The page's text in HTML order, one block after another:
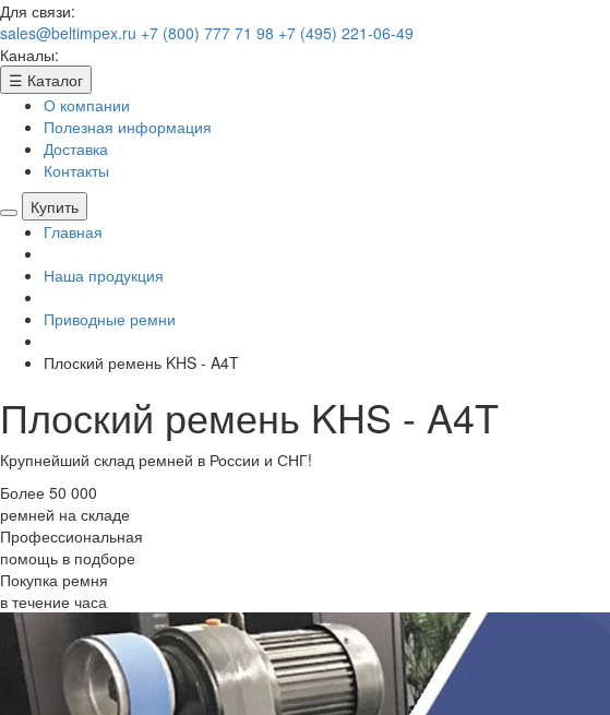
Для связи:
sales@beltimpex.ru +7 (800) 777 71 98 +7 (495) 221-06-49
Каналы:
☰ Каталог
О компании
Полезная информация
Доставка
Контакты
Купить
Главная
Наша продукция
Приводные ремни
Плоский ремень KHS - A4T
Плоский ремень KHS - A4T
Крупнейший склад ремней в России и СНГ!
Более 50 000
ремней на складе
Профессиональная
помощь в подборе
Покупка ремня
в течение часа